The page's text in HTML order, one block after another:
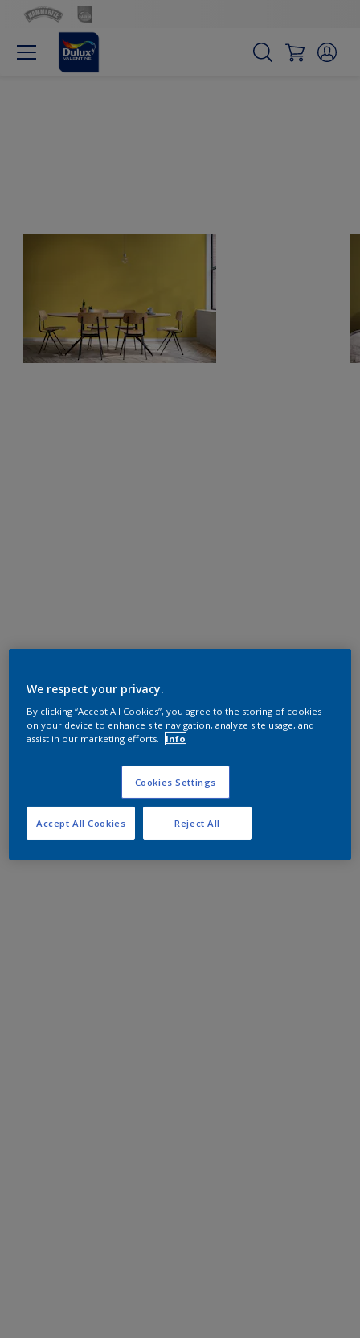
We respect your privacy.
By clicking “Accept All Cookies”, you agree to the storing of cookies
on your device to enhance site navigation, analyze site usage, and
assist in our marketing efforts.
Info
Cookies Settings
Reject All
Accept All Cookies